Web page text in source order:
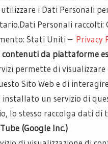
i Dati Personali
Dati Personali raccolti:
Stati Uniti – Privacy
contenuti da piattaforme
permette di
Sito Web e di
installato un servizio di
lo stesso raccolga dati
(Google Inc.)